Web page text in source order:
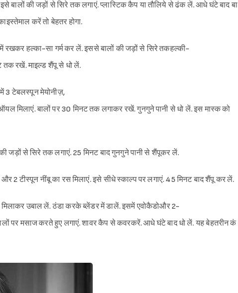
बालों की जड़ों से सिरे तक लगाएं. प्लास्टिक कैप या तौलिये से ढंक लें. आधे घंटे बाद बा
करें तो बेहतर होगा.
रखकर हल्का-सा गर्म कर लें. इससे बालों की जड़ों से सिरे तकहल्की-
तक रखें. माइल्ड शैंपू से धो लें.
3 टेबलस्पून मेयोनीज़,
बालों पर 30 मिनट तक लगाकर रखें. गुनगुने पानी से धो लें. इस मास्क को
जड़ों से सिरे तक लगाएं. 25 मिनट बाद गुनगुने पानी से शैंपूकर लें.
टीस्पून नींबू का रस मिलाएं. इसे सीधे स्काल्प पर लगाएं. 45 मिनट बाद शैंपू कर लें.
उबाल लें. ठंडा करके ब्लेंडर में डालें. इसमें एवोकैडोऔर 2-
पर मसाज करते हुए लगाएं. शावर कैप से कवरकरें. आधे घंटे बाद धो लें. यह बेहतरीन कं